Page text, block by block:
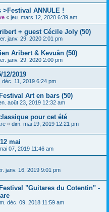
ANNULE !
« jeu. mars 12, 2020 6:39 am
+ guest Cécile Joly (50)
janv. 29, 2020 2:01 pm
Aribert & Kevuân (50)
janv. 29, 2020 2:00 pm
2019
déc. 11, 2019 6:24 pm
Art en bars (50)
août 23, 2019 12:32 am
pour cet été
« dim. mai 19, 2019 12:21 pm
mai
07, 2019 11:46 am
janv. 16, 2019 9:01 pm
"Guitares du Cotentin" -
déc. 09, 2018 11:59 am